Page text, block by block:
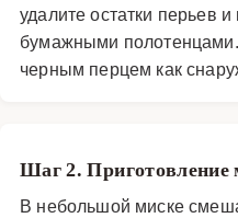
удалите остатки перьев
бумажными
черным перцем как
Шаг 2. Приготовление
В небольшой миске